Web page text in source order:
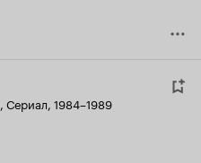
, Сериал, 1984–1989